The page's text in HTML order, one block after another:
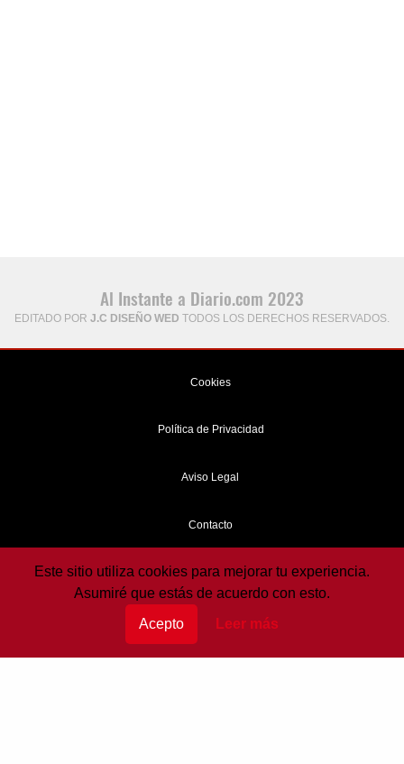
Este sitio utiliza cookies para mejorar tu experiencia.
Asumiré que estás de acuerdo con esto.
Acepto
Leer más
Al Instante a Diario.com 2023
EDITADO POR J.C DISEÑO WED TODOS LOS DERECHOS RESERVADOS.
Cookies
Política de Privacidad
Aviso Legal
Contacto
Sobre mi
Copyright © 2024